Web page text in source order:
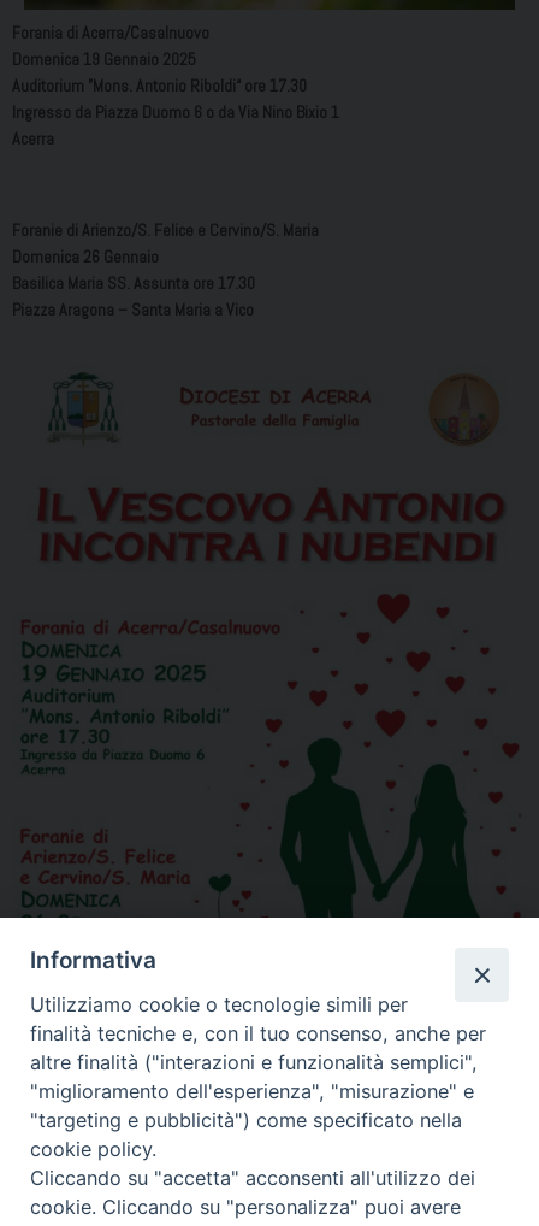
Forania di Acerra/Casalnuovo
Domenica 19 Gennaio 2025
Auditorium ”Mons. Antonio Riboldi“ ore 17.30
Ingresso da Piazza Duomo 6 o da Via Nino Bixio 1
Acerra
Foranie di Arienzo/S. Felice e Cervino/S. Maria
Domenica 26 Gennaio
Basilica Maria SS. Assunta ore 17.30
Piazza Aragona – Santa Maria a Vico
Condividi…
Informativa
Utilizziamo cookie o tecnologie simili per
finalità tecniche e, con il tuo consenso, anche per
altre finalità ("interazioni e funzionalità semplici",
"miglioramento dell'esperienza", "misurazione" e
"targeting e pubblicità") come specificato nella
cookie policy.
Cliccando su "accetta" acconsenti all'utilizzo dei
cookie. Cliccando su "personalizza" puoi avere